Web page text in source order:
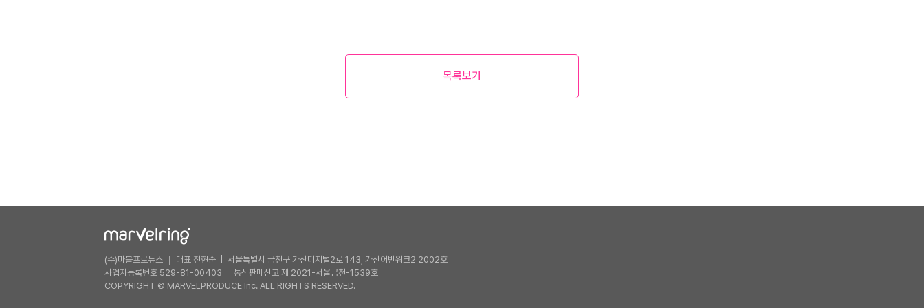
목록보기
(주)마블프로듀스 ｜ 대표 전현준
서울특별시 금천구 가산디지털2로 143, 가산어반워크2 2002호
사업자등록번호 529-81-00403
통신판매신고 제 2021-서울금천-1539호
COPYRIGHT © MARVELPRODUCE Inc. ALL RIGHTS RESERVED.